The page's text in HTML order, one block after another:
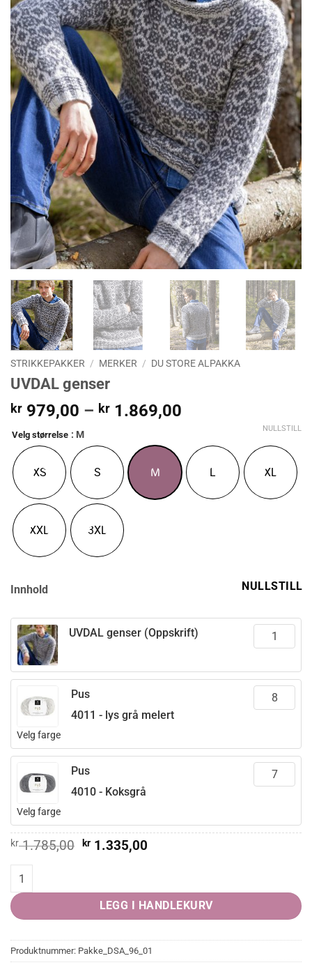
STRIKKEPAKKER / MERKER / DU STORE ALPAKKA
UVDAL genser
kr 979,00 – kr 1.869,00
kr 1.869,00
Velg størrelse : M
XS S M L XL
XXL 3XL
NULLSTILL
Innhold NULLSTILL
UVDAL genser (Oppskrift)
Velg farge
Pus
4011 - lys grå melert
Velg farge
Pus
4010 - Koksgrå
kr1.785,00 Opprinnelig
kr1.335,00Nåværende
UVDAL genser quantity
LEGG I HANDLEKURV
Produktnummer: Pakke_DSA_96_01